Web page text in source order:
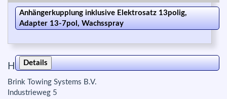
Anhängerkupplung inklusive Elektrosatz 13polig,
Adapter 13-7pol, Wachsspray
Details
Herstellerinfo zur Produktsicherheit:
Brink Towing Systems B.V.
Industrieweg 5